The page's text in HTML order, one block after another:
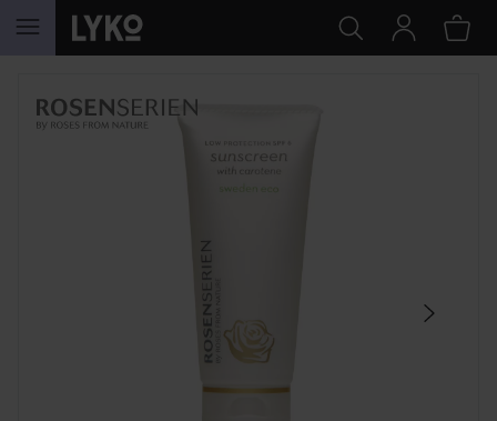
HOPPA TILL INNEHÅLLET
HOPPA ÖVER SEKTIONEN